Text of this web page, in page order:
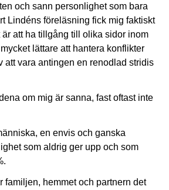
och sann personlighet som bara
Lindéns föreläsning fick mig faktiskt
är att ha tillgång till olika sidor inom
lättare att hantera konflikter
att vara antingen en renodlad stridis
om mig är sanna, fast oftast inte
en envis och ganska
som aldrig ger upp och som
familjen, hemmet och partnern det